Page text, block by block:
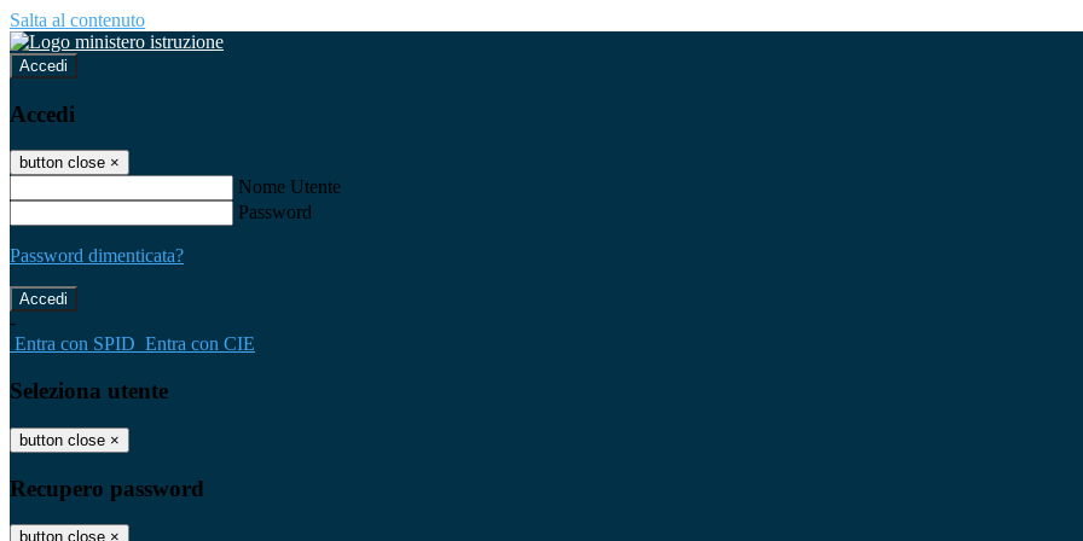
Salta al contenuto
Accedi
Accedi
button close ×
Nome Utente
Password
Password dimenticata?
-
Entra con SPID Entra con CIE
Seleziona utente
button close ×
Recupero password
button close ×